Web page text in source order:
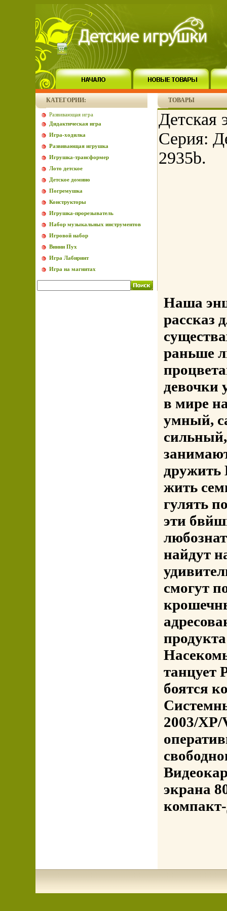
КАТЕГОРИИ:
Развивающая игра
Дидактическая игра
Игра-ходилка
Развивающая игрушка
Игрушка-трансформер
Лото детское
Детское домино
Погремушка
Конструкторы
Игрушка-прорезыватель
Набор музыкальных инструментов
Игровой набор
Винни Пух
Игра Лабиринт
Игра на магнитах
ТОВАРЫ
Детская
Серия:
2935b.
Наша
рассказ
раньше
девочки
в мире
умный,
дружить
жить
гулять
эти
найдут
смогут
танцует
боятся
2003/
экрана